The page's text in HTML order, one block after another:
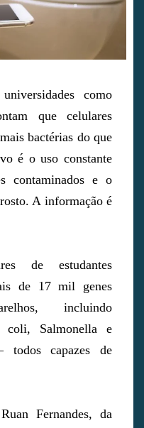
como
que celulares
bactérias do que
é o uso constante
contaminados e o
A informação é
de estudantes
de 17 mil genes
incluindo
coli, Salmonella e
todos capazes de
Fernandes, da